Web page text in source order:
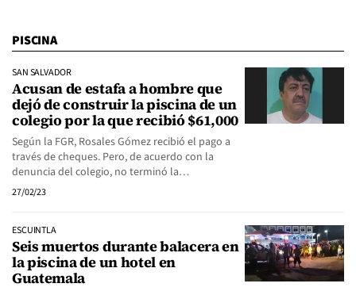
PISCINA
SAN SALVADOR
Acusan de estafa a hombre que
dejó de construir la piscina de un
colegio por la que recibió $61,000
Según la FGR, Rosales Gómez recibió el pago a
través de cheques. Pero, de acuerdo con la
denuncia del colegio, no terminó la…
27/02/23
ESCUINTLA
Seis muertos durante balacera en
la piscina de un hotel en
Guatemala